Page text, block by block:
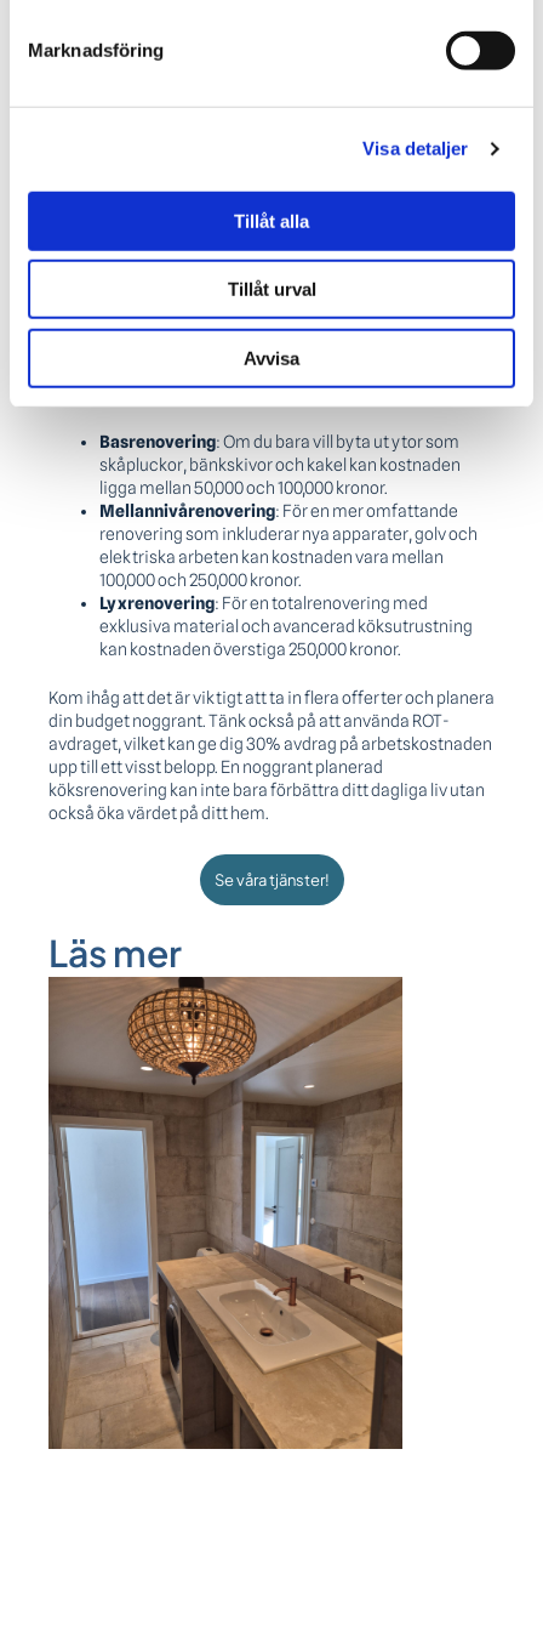
Marknadsföring
Visa detaljer
Tillåt alla
Tillåt urval
Avvisa
Läs mer
Att kakla ett badrum kan dock vara mer utmanande än att
kräver extra noggrannhet och rätt material.
Om du känner dig osäker kan det dock vara klokt att anlita
Vad kostar det att renovera ett kök
Kostnaden för att renovera ett kök 2024 kan variera
material och apparater du väljer. Här är några riktlinjer för
vad olika delar av en köksrenovering kan kosta:
Basrenovering: Om du bara vill byta ut ytor som
skåpluckor, bänkskivor och kakel kan kostnaden
ligga mellan 50,000 och 100,000 kronor.
Mellannivårenovering: För en mer omfattande
renovering som inkluderar nya apparater, golv och
elektriska arbeten kan kostnaden vara mellan
100,000 och 250,000 kronor.
Lyxrenovering: För en totalrenovering med
exklusiva material och avancerad köksutrustning
kan kostnaden överstiga 250,000 kronor.
Kom ihåg att det är viktigt att ta in flera offerter och planera
din budget noggrant. Tänk också på att använda ROT-
avdraget, vilket kan ge dig 30% avdrag på arbetskostnaden
upp till ett visst belopp. En noggrant planerad
köksrenovering kan inte bara förbättra ditt dagliga liv utan
också öka värdet på ditt hem.
Se våra tjänster!